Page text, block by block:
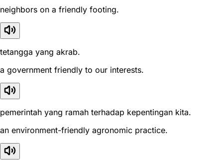
neighbors on a friendly footing.
tetangga yang akrab.
a government friendly to our interests.
pemerintah yang ramah terhadap kepentingan kita.
an environment-friendly agronomic practice.